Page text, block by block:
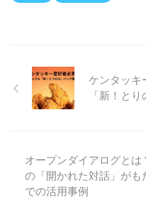
ケンタッキ
「新！と
オープンダイアログとは
の「開かれた対話」がも
での活用事例